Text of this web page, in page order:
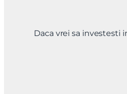
Daca vrei sa investesti